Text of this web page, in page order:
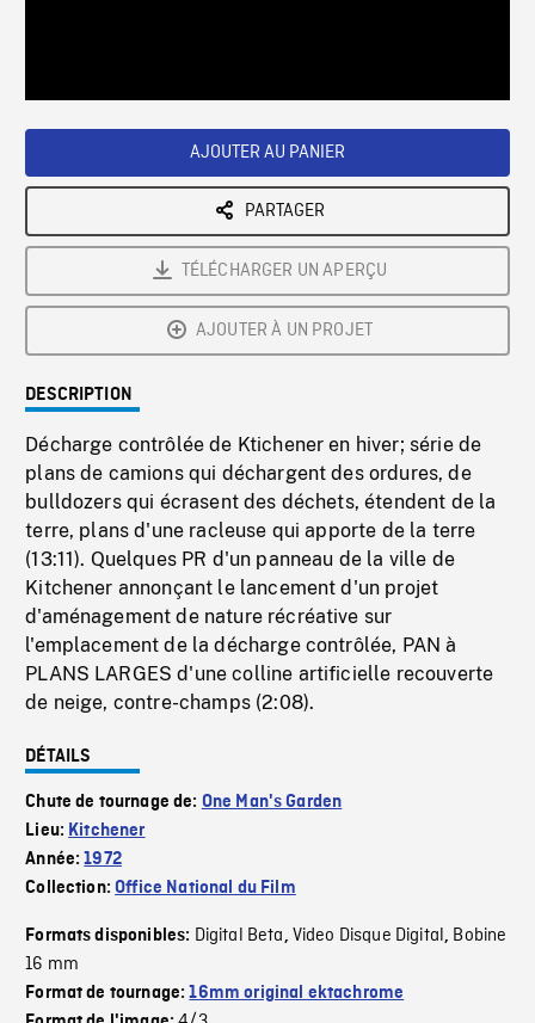
AJOUTER AU PANIER
PARTAGER
TÉLÉCHARGER UN APERÇU
AJOUTER À UN PROJET
DESCRIPTION
Décharge contrôlée de Ktichener en hiver; série de
plans de camions qui déchargent des ordures, de
bulldozers qui écrasent des déchets, étendent de la
terre, plans d'une racleuse qui apporte de la terre
(13:11). Quelques PR d'un panneau de la ville de
Kitchener annonçant le lancement d'un projet
d'aménagement de nature récréative sur
l'emplacement de la décharge contrôlée, PAN à
PLANS LARGES d'une colline artificielle recouverte
de neige, contre-champs (2:08).
DÉTAILS
Chute de tournage de: One Man's Garden
Lieu: Kitchener
Année:1972
Collection:Office National du Film
Formats disponibles: Digital Beta, Video Disque Digital, Bobine
16 mm
Format de tournage:16mm original ektachrome